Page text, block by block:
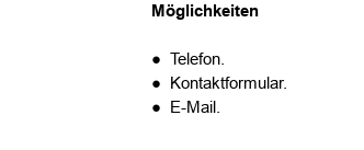
Möglichkeiten
● Telefon.
● Kontaktformular.
● E-Mail.